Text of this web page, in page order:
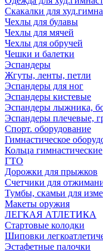
Скакалки для
Чехлы для булавы
Чехлы для мячей
Чехлы для обручей
Чешки и балетки
Эспандеры
Жгуты, ленты, петли
Эспандеры для ног
Эспандеры кистевые
Эспандеры лыжника,
Эспандеры плечевые,
Спорт. оборудование
Гимнастическое
Кольца гимнастические
ГТО
Дорожки для прыжков
Счетчики для
Тумбы, скамьи для
Макеты оружия
ЛЕГКАЯ АТЛЕТИКА
Стартовые колодки
Шиповки
Эстафетные палочки